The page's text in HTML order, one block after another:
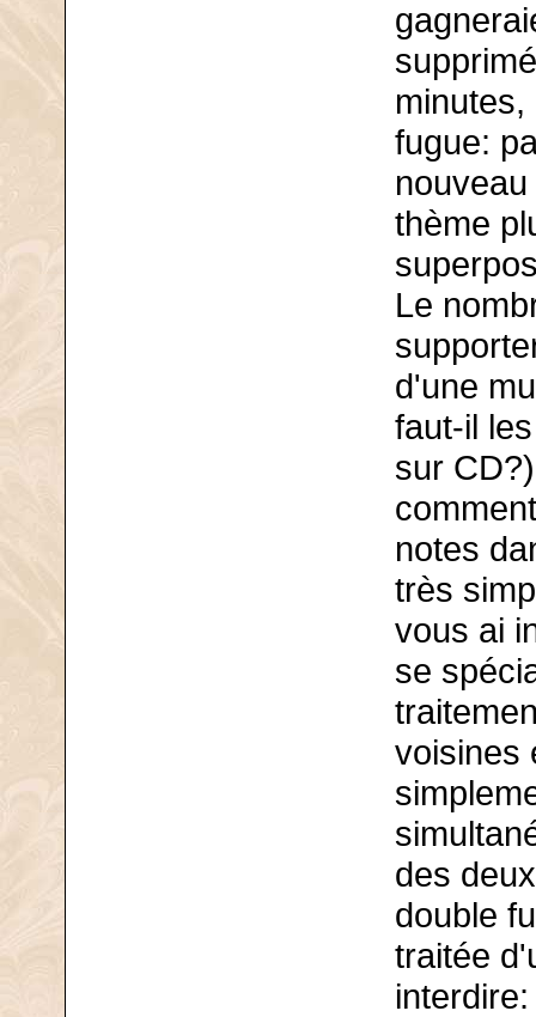
fugue:
thème
Le
d'une
faut-il
sur
notes
très
vous ai
se
voisines
des
double
traitée